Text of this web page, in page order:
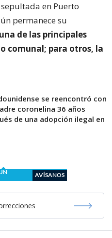
en Puerto
permanece su
de las principales
comunal; para otros, la
se reencontró con
coronelina 36 años
de una adopción ilegal en
AVÍSANOS